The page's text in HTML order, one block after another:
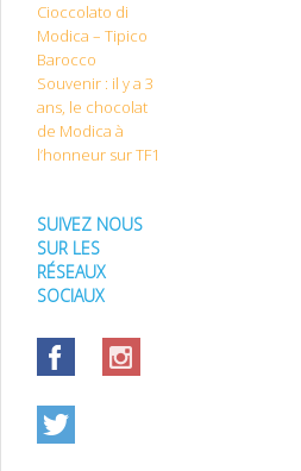
Cioccolato di
Modica – Tipico
Barocco
Souvenir : il y a 3
ans, le chocolat
de Modica à
l’honneur sur TF1
SUIVEZ NOUS
SUR LES
RÉSEAUX
SOCIAUX